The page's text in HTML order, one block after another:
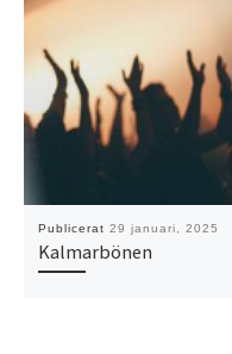
Publicerat 29 januari, 2025
Kalmarbönen